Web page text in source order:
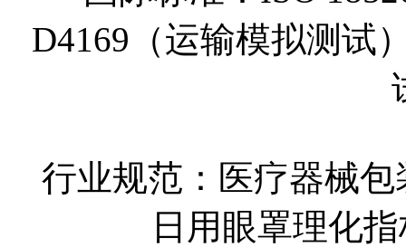
D4169（运输模拟测试
行业规范：医疗器械
日用眼罩理化